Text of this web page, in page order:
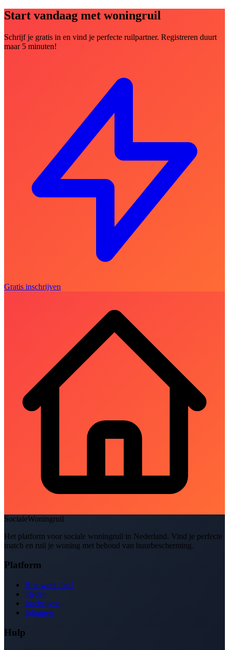
Start vandaag met woningruil
Schrijf je gratis in en vind je perfecte ruilpartner. Registreren duurt
maar 5 minuten!
Gratis inschrijven
SocialeWoningruil
Het platform voor sociale woningruil in Nederland. Vind je perfecte
match en ruil je woning met behoud van huurbescherming.
Platform
Hoe werkt het?
Steden
Inschrijven
Inloggen
Hulp